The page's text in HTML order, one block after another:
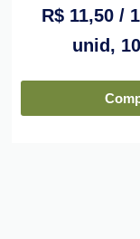
R$ 11,50 /
unid,